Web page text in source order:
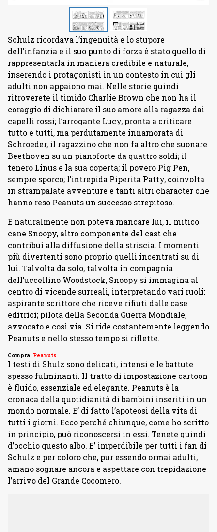
Schulz ricordava l’ingenuità e lo stupore
dell’infanzia e il suo punto di forza è stato quello di
rappresentarla in maniera credibile e naturale,
inserendo i protagonisti in un contesto in cui gli
adulti non appaiono mai. Nelle storie quindi
ritroverete il timido Charlie Brown che non ha il
coraggio di dichiarare il suo amore alla ragazza dai
capelli rossi; l’arrogante Lucy, pronta a criticare
tutto e tutti, ma perdutamente innamorata di
Schroeder, il ragazzino che non fa altro che suonare
Beethoven su un pianoforte da quattro soldi; il
tenero Linus e la sua coperta; il povero Pig Pen,
sempre sporco; l’intrepida Piperita Patty, coinvolta
in strampalate avventure e tanti altri character che
hanno reso Peanuts un successo strepitoso.
E naturalmente non poteva mancare lui, il mitico
cane Snoopy, altro componente del cast che
contribuì alla diffusione della striscia. I momenti
più divertenti sono proprio quelli incentrati su di
lui. Talvolta da solo, talvolta in compagnia
dell’uccellino Woodstock, Snoopy si immagina al
centro di vicende surreali, interpretando vari ruoli:
aspirante scrittore che riceve rifiuti dalle case
editrici; pilota della Seconda Guerra Mondiale;
avvocato e così via. Si ride costantemente leggendo
Peanuts e nello stesso tempo si riflette.
Compra: Peanuts
I testi di Shulz sono delicati, intensi e le battute
spesso fulminanti. Il tratto di impostazione cartoon
è fluido, essenziale ed elegante. Peanuts è la
cronaca della quotidianità di bambini inseriti in un
mondo normale. E’ di fatto l’apoteosi della vita di
tutti i giorni. Ecco perché chiunque, come ho scritto
in principio, può riconoscersi in essi. Tenete quindi
d’occhio questo albo. E’ imperdibile per tutti i fan di
Schulz e per coloro che, pur essendo ormai adulti,
amano sognare ancora e aspettare con trepidazione
l’arrivo del Grande Cocomero.